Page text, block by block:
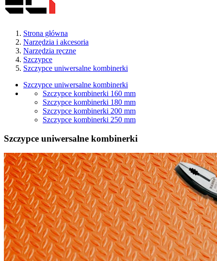
Strona główna
Narzędzia i akcesoria
Narzędzia ręczne
Szczypce
Szczypce uniwersalne kombinerki
Szczypce uniwersalne kombinerki
Szczypce kombinerki 160 mm
Szczypce kombinerki 180 mm
Szczypce kombinerki 200 mm
Szczypce kombinerki 250 mm
Szczypce uniwersalne kombinerki